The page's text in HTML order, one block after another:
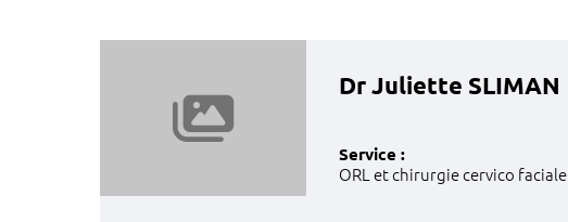
Dr Juliette SLIMAN
Service :
ORL et chirurgie cervico faciale